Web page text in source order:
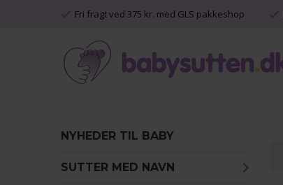
Fri fragt ved 375 kr. med GLS pakkeshop
NYHEDER TIL BABY
SUTTER MED NAVN